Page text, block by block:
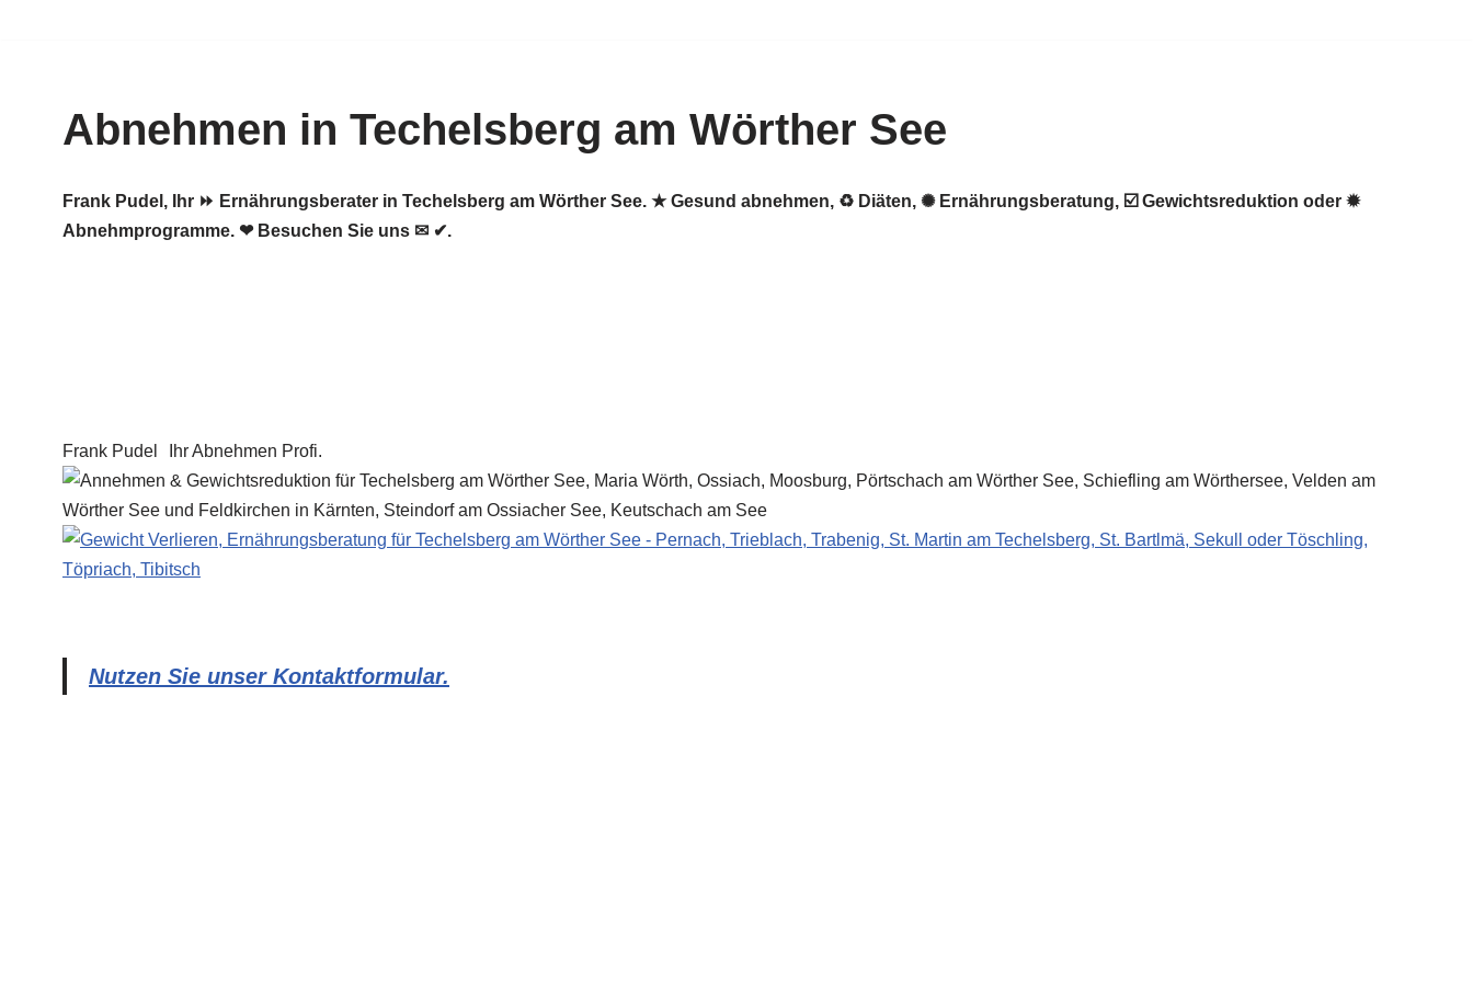
springenAbnehmen in Techelsberg am Wörther See
Frank Pudel, Ihr ⏩ Ernährungsberater in Techelsberg am Wörther See. ★ Gesund abnehmen, ♻ Diäten, ✺ Ernährungsberatung, ☑️ Gewichtsreduktion oder ✹
Abnehmprogramme. ❤ Besuchen Sie uns ✉ ✔.
Frank Pudel Ihr Abnehmen Profi.
Nutzen Sie unser Kontaktformular.